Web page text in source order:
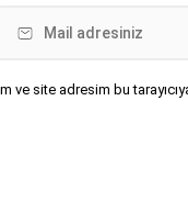
ve site adresim bu